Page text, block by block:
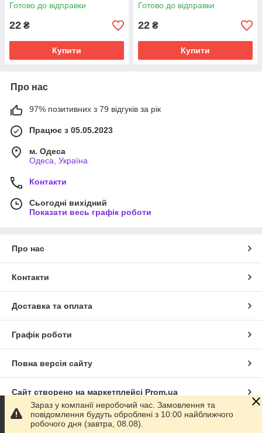
Готово до відправки
22 ₴
Купити
Готово до відправки
22 ₴
Купити
Про нас
97% позитивних з 79 відгуків за рік
Працює з 05.05.2023
м. Одеса
Одеса, Україна
Контакти
Сьогодні вихідний
Показати весь графік роботи
Про нас
Контакти
Доставка та оплата
Графік роботи
Повна версія сайту
Сайт створено на маркетплейсі Prom.ua
Політика конфіденційності
Зараз у компанії неробочий час. Замовлення та
повідомлення будуть оброблені з 10:00 найближчого
робочого дня (завтра, 08.08).